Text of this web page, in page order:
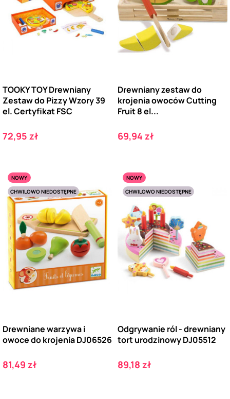
TOOKY TOY Drewniany
Zestaw do Pizzy Wzory 39
el. Certyfikat FSC
Cena
72,95 zł
Drewniany zestaw do
krojenia owoców Cutting
Fruit 8 el...
Cena
69,94 zł
NOWY
CHWILOWO NIEDOSTĘPNE
Drewniane warzywa i
owoce do krojenia DJ06526
Cena
81,49 zł
NOWY
CHWILOWO NIEDOSTĘPNE
Odgrywanie ról - drewniany
tort urodzinowy DJ05512
Cena
89,18 zł